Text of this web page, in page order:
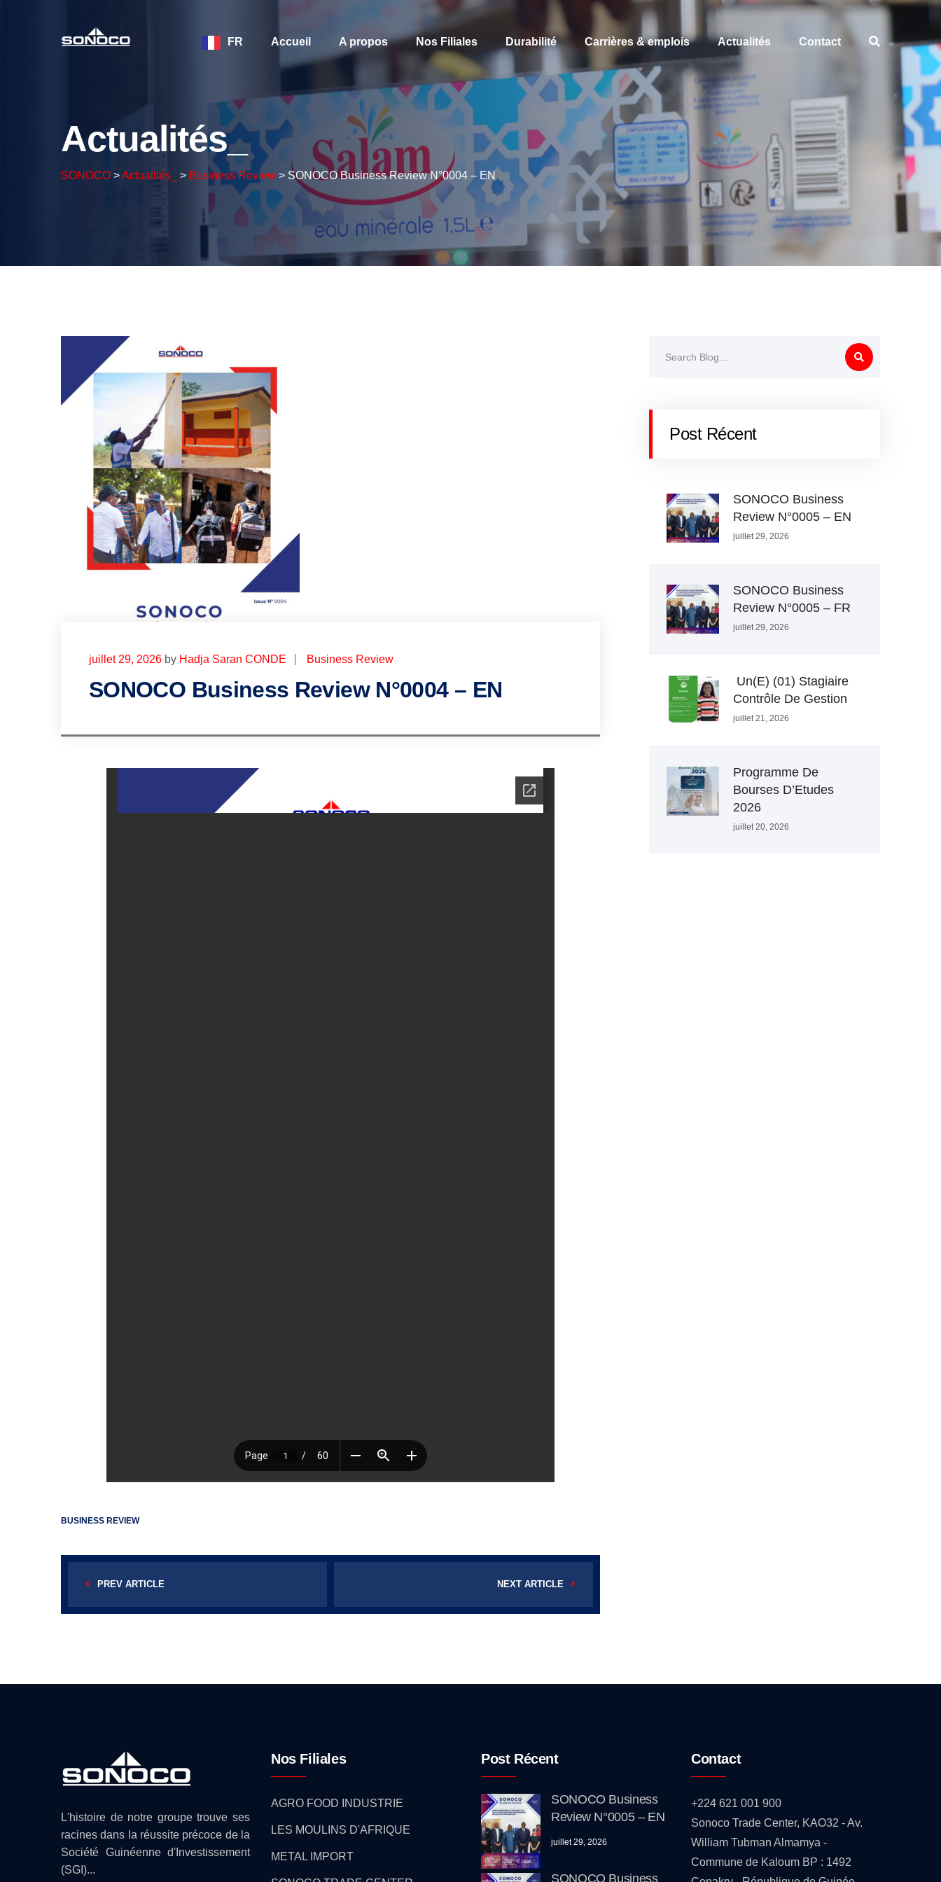
FR Accueil A propos Nos Filiales Durabilité Carrières & emplois Actualités Contact
Actualités_
SONOCO >Actualités_ > Business Review > SONOCO Business Review N°0004 – EN
juillet 29, 2026 by Hadja Saran CONDE Business Review
SONOCO Business Review N°0004 – EN
BUSINESS REVIEW
PREV ARTICLE NEXT ARTICLE
Post Récent
SONOCO Business
Review N°0005 – EN
juillet 29, 2026
SONOCO Business
Review N°0005 – FR
juillet 29, 2026
Un(e) (01) Stagiaire
Contrôle De Gestion
juillet 21, 2026
Programme De
Bourses D’Etudes
2026
juillet 20, 2026
L'histoire de notre groupe trouve ses
racines dans la réussite précoce de la
Société Guinéenne d'Investissement
(SGI)...
Nos Filiales
AGRO FOOD INDUSTRIE
LES MOULINS D'AFRIQUE
METAL IMPORT
Post Récent
SONOCO Business
Review N°0005 – EN
juillet 29, 2026
SONOCO Business
Contact
+224 621 001 900
Sonoco Trade Center, KAO32 - Av.
William Tubman Almamya -
Commune de Kaloum BP : 1492